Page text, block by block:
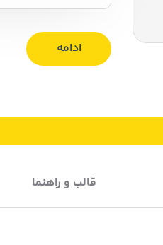
ادامه
قالب و راهنما